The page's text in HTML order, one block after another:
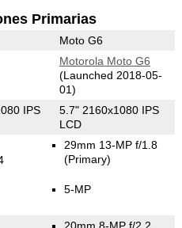
Primarias
Moto G6
Motorola Moto G6
(Launched 2018-05-
01)
IPS
5.7" 2160x1080 IPS
LCD
29mm 13-MP f/1.8
(Primary)
5-MP